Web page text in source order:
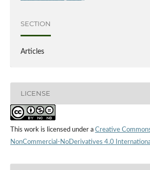
SECTION
Articles
LICENSE
This work is licensed under a Creative
NonCommercial-NoDerivatives 4.0